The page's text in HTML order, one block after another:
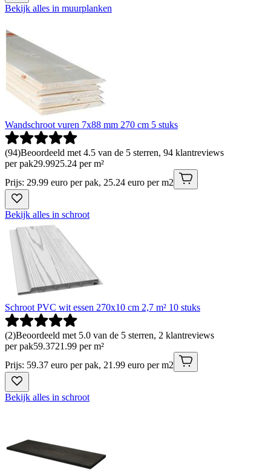
Bekijk alles in muurplanken
Wandschroot vuren 7x88 mm 270 cm 5 stuks
(94)Beoordeeld met 4.5 van de 5 sterren, 94 klantreviews
per pak29.9925.24 per m²
Prijs: 29.99 euro per pak, 25.24 euro per m2
Bekijk alles in schroot
Schroot PVC wit essen 270x10 cm 2,7 m² 10 stuks
(2)Beoordeeld met 5.0 van de 5 sterren, 2 klantreviews
per pak59.3721.99 per m²
Prijs: 59.37 euro per pak, 21.99 euro per m2
Bekijk alles in schroot